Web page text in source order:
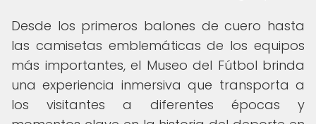
Desde los primeros balones de cuero hasta
las camisetas emblemáticas de los equipos
más importantes, el Museo del Fútbol brinda
una experiencia inmersiva que transporta a
los visitantes a diferentes épocas y